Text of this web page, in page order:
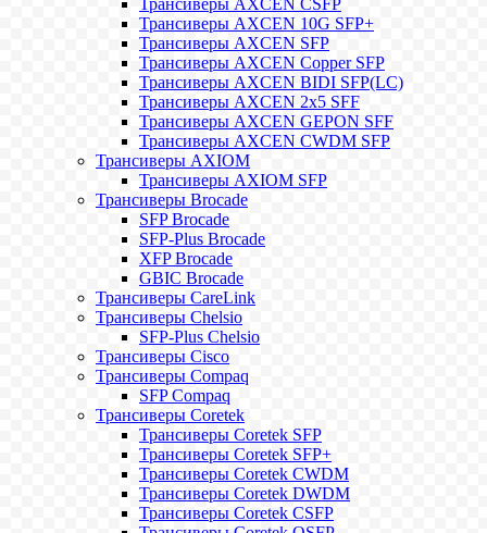
Трансиверы AXCEN CSFP
Трансиверы AXCEN 10G SFP+
Трансиверы AXCEN SFP
Трансиверы AXCEN Copper SFP
Трансиверы AXCEN BIDI SFP(LC)
Трансиверы AXCEN 2x5 SFF
Трансиверы AXCEN GEPON SFF
Трансиверы AXCEN CWDM SFP
Трансиверы AXIOM
Трансиверы AXIOM SFP
Трансиверы Brocade
SFP Brocade
SFP-Plus Brocade
XFP Brocade
GBIC Brocade
Трансиверы CareLink
Трансиверы Chelsio
SFP-Plus Chelsio
Трансиверы Cisco
Трансиверы Compaq
SFP Compaq
Трансиверы Coretek
Трансиверы Coretek SFP
Трансиверы Coretek SFP+
Трансиверы Coretek CWDM
Трансиверы Coretek DWDM
Трансиверы Coretek CSFP